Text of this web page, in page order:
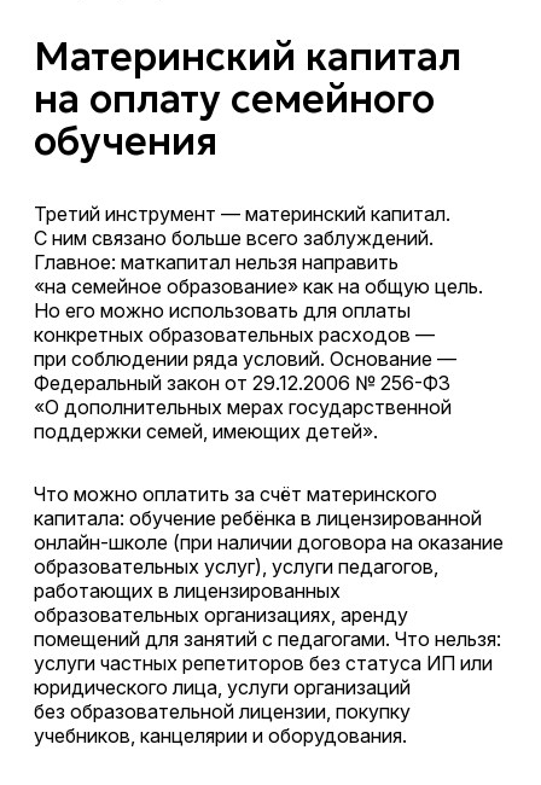
Материнский капитал
на оплату семейного
обучения
Третий инструмент — материнский капитал.
С ним связано больше всего заблуждений.
Главное: маткапитал нельзя направить
«на семейное образование» как на общую цель.
Но его можно использовать для оплаты
конкретных образовательных расходов —
при соблюдении ряда условий. Основание —
Федеральный закон от 29.12.2006 № 256-ФЗ
«О дополнительных мерах государственной
поддержки семей, имеющих детей».
Что можно оплатить за счёт материнского
капитала: обучение ребёнка в лицензированной
онлайн-школе (при наличии договора на оказание
образовательных услуг), услуги педагогов,
работающих в лицензированных
образовательных организациях, аренду
помещений для занятий с педагогами. Что нельзя:
услуги частных репетиторов без статуса ИП или
юридического лица, услуги организаций
без образовательной лицензии, покупку
учебников, канцелярии и оборудования.